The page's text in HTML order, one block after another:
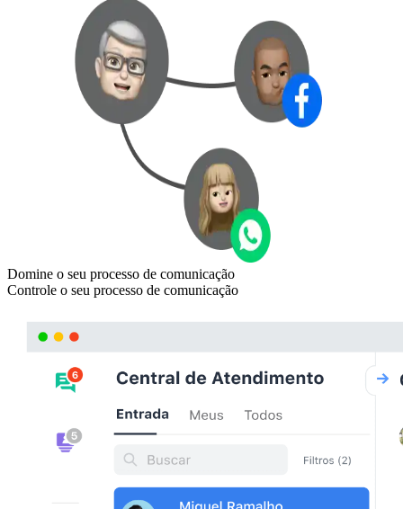
Domine o seu processo de comunicação
Controle o seu processo de comunicação